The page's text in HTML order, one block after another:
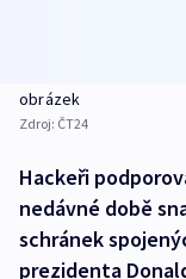
obrázek
Zdroj: ČT24
Hackeři
nedávné době
schránek
prezidenta